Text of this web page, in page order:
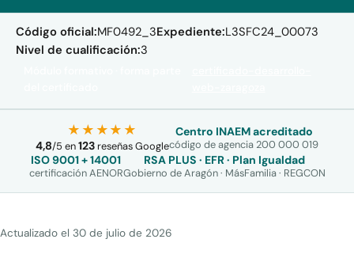
Código oficial:MF0492_3Expediente:L3SFC24_00073
Nivel de cualificación:3
★★★★★
4,8/5 en123reseñas Google
Centro INAEM acreditado
código de agencia 200 000 019
ISO 9001 + 14001
certificación AENOR
RSA PLUS · EFR · Plan Igualdad
Gobierno de Aragón · MásFamilia · REGCON
Actualizado el 30 de julio de 2026